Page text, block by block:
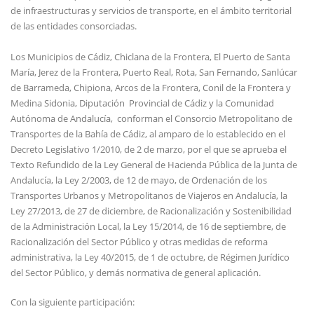
de infraestructuras y servicios de transporte, en el ámbito territorial
de las entidades consorciadas.
Los Municipios de Cádiz, Chiclana de la Frontera, El Puerto de Santa
María, Jerez de la Frontera, Puerto Real, Rota, San Fernando, Sanlúcar
de Barrameda, Chipiona, Arcos de la Frontera, Conil de la Frontera y
Medina Sidonia, Diputación Provincial de Cádiz y la Comunidad
Autónoma de Andalucía, conforman el Consorcio Metropolitano de
Transportes de la Bahía de Cádiz, al amparo de lo establecido en el
Decreto Legislativo 1/2010, de 2 de marzo, por el que se aprueba el
Texto Refundido de la Ley General de Hacienda Pública de la Junta de
Andalucía, la Ley 2/2003, de 12 de mayo, de Ordenación de los
Transportes Urbanos y Metropolitanos de Viajeros en Andalucía, la
Ley 27/2013, de 27 de diciembre, de Racionalización y Sostenibilidad
de la Administración Local, la Ley 15/2014, de 16 de septiembre, de
Racionalización del Sector Público y otras medidas de reforma
administrativa, la Ley 40/2015, de 1 de octubre, de Régimen Jurídico
del Sector Público, y demás normativa de general aplicación.
Con la siguiente participación: